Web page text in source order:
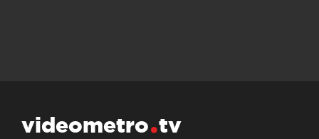
videometro tv